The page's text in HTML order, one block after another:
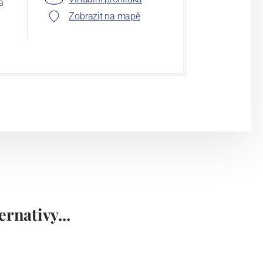
Zobrazit na mapě